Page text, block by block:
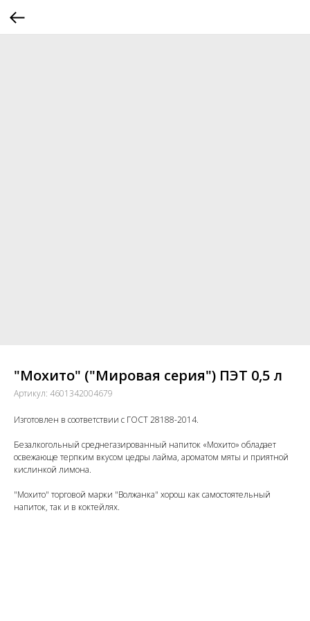
"Мохито" ("Мировая серия") ПЭТ 0,5 л
Артикул: 4601342004679
Изготовлен в соответствии с ГОСТ 28188-2014.
Безалкогольный среднегазированный напиток «Мохито» обладает
освежающе терпким вкусом цедры лайма, ароматом мяты и приятной
кислинкой лимона.
"Мохито" торговой марки "Волжанка" хорош как самостоятельный
напиток, так и в коктейлях.